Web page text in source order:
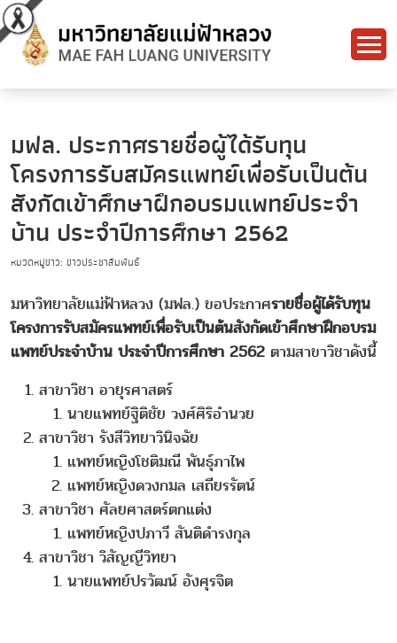
มฟล. ประกาศรายชื่อผู้ได้รับทุน
โครงการรับสมัครแพทย์เพื่อรับเป็นต้น
สังกัดเข้าศึกษาฝึกอบรมแพทย์ประจำ
บ้าน ประจำปีการศึกษา 2562
หมวดหมู่ข่าว: ข่าวประชาสัมพันธ์
มหาวิทยาลัยแม่ฟ้าหลวง (มฟล.) ขอประกาศรายชื่อผู้ได้รับทุน
โครงการรับสมัครแพทย์เพื่อรับเป็นต้นสังกัดเข้าศึกษาฝึกอบรม
แพทย์ประจำบ้าน ประจำปีการศึกษา 2562 ตามสาขาวิชาดังนี้
สาขาวิชา อายุรศาสตร์
นายแพทย์ฐิติชัย วงศ์ศิริอำนวย
สาขาวิชา รังสีวิทยาวินิจฉัย
แพทย์หญิงโชติมณี พันธุ์ภาไพ
แพทย์หญิงดวงกมล เสถียรรัตน์
สาขาวิชา ศัลยศาสตร์ตกแต่ง
แพทย์หญิงปภาวี สันติดำรงกุล
สาขาวิชา วิสัญญีวิทยา
นายแพทย์ปรวัฒน์ อังศุรจิต